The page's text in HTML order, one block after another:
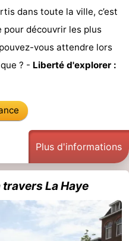
dans toute la ville, c’est
pour découvrir les plus
vous attendre lors
? - Liberté d'explorer :
Plus d'informations
travers La Haye